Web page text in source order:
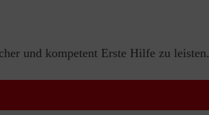
und kompetent Erste Hilfe zu leisten.